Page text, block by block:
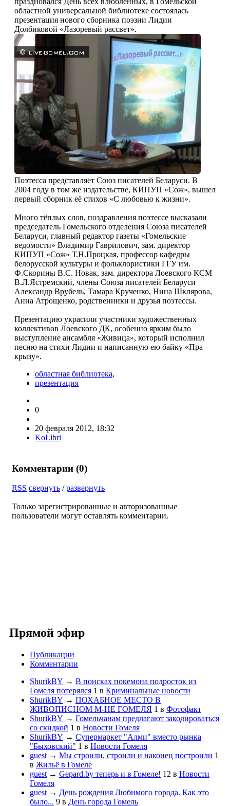
областной универсальной библиотеке состоялась
презентация нового сборника поэзии Лидии
Долбиковой «Лазоревый рассвет».
Поэтесса представляет Союз писателей Беларуси. В
2004 году в том же издательстве, КИПУП «Сож», вышел
первый сборник её стихов «С любовью к жизни».
Много тёплых слов, поздравления поэтессе высказали
председатель Гомельского отделения Союза писателей
Беларуси, главный редактор газеты «Гомельские
ведомости» Владимир Гаврилович, зам. директор
КИПУП «Сож» Т.Н.Процкая, профессор кафедры
белорусской культуры и фольклористики ГГУ им.
Ф.Скорины В.С. Новак, зам. директора Лоевского КСМ
В.Л.Ястремский, члены Союза писателей Беларуси
Александр Врубель, Тамара Крученко, Нина Шклярова,
Анна Атрощенко, родственники и друзья поэтессы.
Презентацию украсили участники художественных
коллективов Лоевского ДК, особенно ярким было
выступление ансамбля «Живица», который исполнил
песню на стихи Лидии и написанную ею байку «Пра
крызу».
областная библиотека,
презентация
0
20 февраля 2012, 18:32
KoLibri
Комментарии (0)
RSS свернуть /развернуть
Только зарегистрированные и авторизованные
пользователи могут оставлять комментарии.
Прямой эфир
Публикации
Комментарии
ShurikBY → В поисках покемона подросток из
Гомеля потерялся 1 в Криминальные новости
ShurikBY → ПОХАБНОЕ МЕСТО В
ЖИВОПИСНОМ М-НЕ ГОМЕЛЯ 1 в Фотофакт
ShurikBY → Гомельчанам предлагают закодироваться
со скидкой 1 в Новости Гомеля
ShurikBY → Супермаркет "Алми" вместо рынка
"Быховский" 1 в Новости Гомеля
guest → Мы строили, строили и наконец построили 1
в Жильё в Гомеле
guest → Gepard.by теперь и в Гомеле! 12 в Новости
Гомеля
guest → День рождения Любимого города. Как это
было... 9 в День города Гомель